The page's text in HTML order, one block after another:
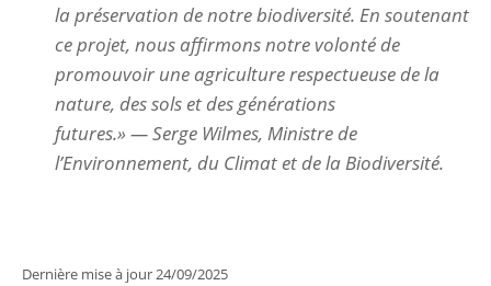
la préservation de notre biodiversité. En soutenant
ce projet, nous affirmons notre volonté de
promouvoir une agriculture respectueuse de la
nature, des sols et des générations
futures.» —Serge Wilmes, Ministre de
l’Environnement, du Climat et de la Biodiversité.
Dernière mise à jour24/09/2025